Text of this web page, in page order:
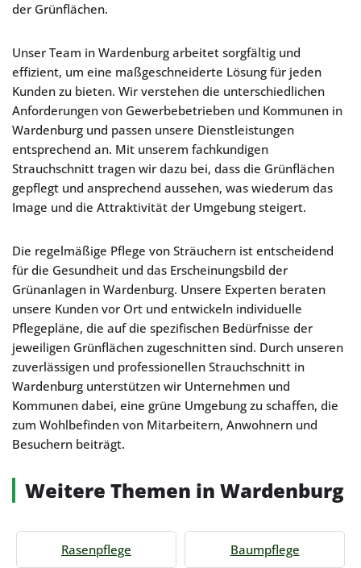
der Grünflächen.
Unser Team in Wardenburg arbeitet sorgfältig und
effizient, um eine maßgeschneiderte Lösung für jeden
Kunden zu bieten. Wir verstehen die unterschiedlichen
Anforderungen von Gewerbebetrieben und Kommunen in
Wardenburg und passen unsere Dienstleistungen
entsprechend an. Mit unserem fachkundigen
Strauchschnitt tragen wir dazu bei, dass die Grünflächen
gepflegt und ansprechend aussehen, was wiederum das
Image und die Attraktivität der Umgebung steigert.
Die regelmäßige Pflege von Sträuchern ist entscheidend
für die Gesundheit und das Erscheinungsbild der
Grünanlagen in Wardenburg. Unsere Experten beraten
unsere Kunden vor Ort und entwickeln individuelle
Pflegepläne, die auf die spezifischen Bedürfnisse der
jeweiligen Grünflächen zugeschnitten sind. Durch unseren
zuverlässigen und professionellen Strauchschnitt in
Wardenburg unterstützen wir Unternehmen und
Kommunen dabei, eine grüne Umgebung zu schaffen, die
zum Wohlbefinden von Mitarbeitern, Anwohnern und
Besuchern beiträgt.
Weitere Themen in Wardenburg
Rasenpflege Baumpflege